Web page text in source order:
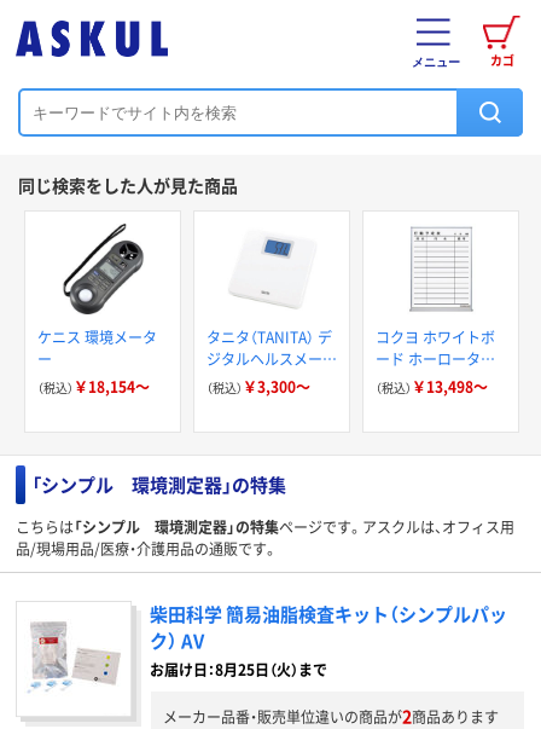
カゴ
メニュー
同じ検索をした人が見た商品
ケニス 環境メータ
ー
（税込） ￥18,154～
タニタ（TANITA） デ
ジタルヘルスメータ
ー
（税込） ￥3,300～
コクヨ ホワイトボ
ード ホーロータイ
プ 行動予定表
（税込） ￥13,498～
「シンプル 環境測定器」の特集
こちらは「シンプル 環境測定器」の特集ページです。アスクルは、オフィス用
品/現場用品/医療・介護用品の通販です。
柴田科学 簡易油脂検査キット（シンプルパッ
ク） AV
お届け日：8月25日（火）まで
メーカー品番・販売単位違いの商品が2商品あります